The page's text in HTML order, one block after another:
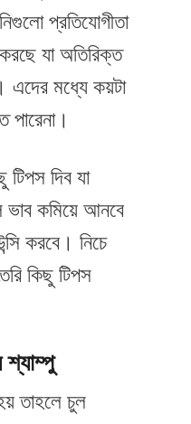
প্রতিযোগীতা
যা অতিরিক্ত
এদের মধ্যে কয়টা
দিব যা
ভাব কমিয়ে আনবে
করবে। নিচে
কিছু টিপস
তাহলে চুল